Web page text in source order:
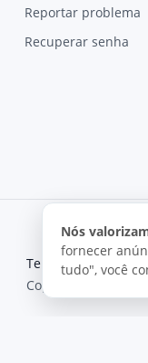
Reportar problema
Recuperar senha
Nós
fornecer
tudo", você
Termos de uso
Copyright © 2026,